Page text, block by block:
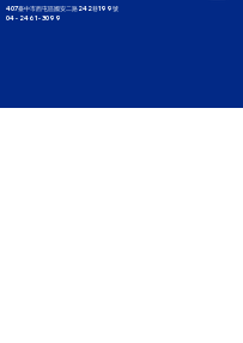
407臺中市西屯區國安二路242巷199號
04 - 2461 - 3099